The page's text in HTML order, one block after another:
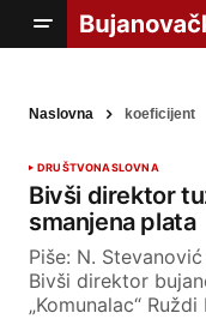
Naslovna koeficijent
DRUŠTVONASLOVNA
Bivši direktor
smanjena plata
Piše: N.
Bivši direktor
„Komunalac“